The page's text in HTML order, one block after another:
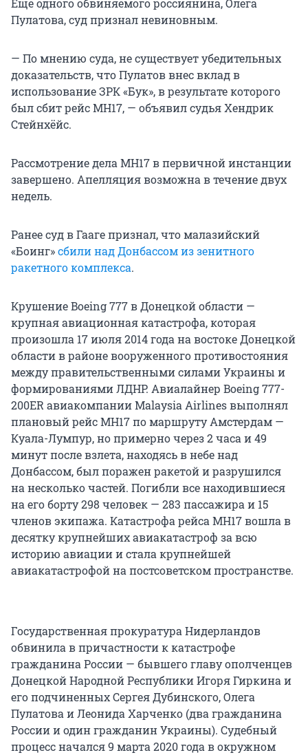
Еще одного обвиняемого россиянина, Олега
Пулатова, суд признал невиновным.
— По мнению суда, не существует убедительных
доказательств, что Пулатов внес вклад в
использование ЗРК «Бук», в результате которого
был сбит рейс MH17, — объявил судья Хендрик
Стейнхёйс.
Рассмотрение дела MH17 в первичной инстанции
завершено. Апелляция возможна в течение двух
недель.
Ранее суд в Гааге признал, что малазийский
«Боинг»сбили над Донбассом из зенитного
ракетного комплекса.
Крушение Boeing 777 в Донецкой области —
крупная авиационная катастрофа, которая
произошла 17 июля 2014 года на востоке Донецкой
области в районе вооруженного противостояния
между правительственными силами Украины и
формированиями ЛДНР. Авиалайнер Boeing 777-
200ER авиакомпании Malaysia Airlines выполнял
плановый рейс МН17 по маршруту Амстердам —
Куала-Лумпур, но примерно через 2 часа и 49
минут после взлета, находясь в небе над
Донбассом, был поражен ракетой и разрушился
на несколько частей. Погибли все находившиеся
на его борту 298 человек — 283 пассажира и 15
членов экипажа. Катастрофа рейса MH17 вошла в
десятку крупнейших авиакатастроф за всю
историю авиации и стала крупнейшей
авиакатастрофой на постсоветском пространстве.
Государственная прокуратура Нидерландов
обвинила в причастности к катастрофе
гражданина России — бывшего главу ополченцев
Донецкой Народной Республики Игоря Гиркина и
его подчиненных Сергея Дубинского, Олега
Пулатова и Леонида Харченко (два гражданина
России и один гражданин Украины). Судебный
процесс начался 9 марта 2020 года в окружном